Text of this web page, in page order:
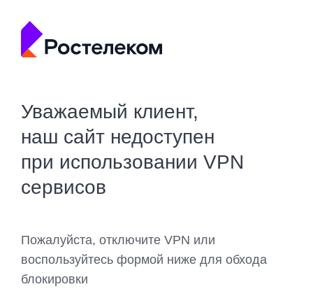
Уважаемый клиент,
наш сайт недоступен
при использовании VPN
сервисов
Пожалуйста, отключите VPN или
воспользуйтесь формой ниже для обхода
блокировки